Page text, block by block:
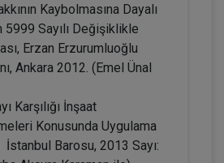
- IV. Medeni Hukuk
Oturum
Kaybolmasına Dayalı
5999 Sayılı Değişiklikle
Erzan Erzurumluoğlu
Ankara 2012. (Emel Ünal
Karşılığı İnşaat
Konusunda Uygulama
İstanbul Barosu, 2013 Sayı: